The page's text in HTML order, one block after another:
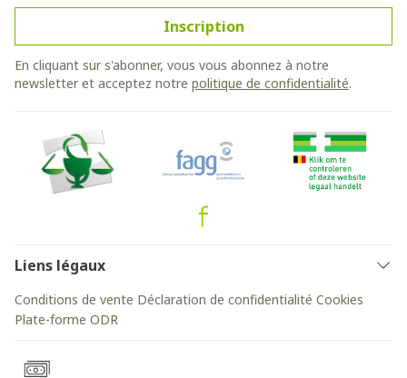
Inscription
En cliquant sur s'abonner, vous vous abonnez à notre
newsletter et acceptez notre politique de confidentialité.
Liens légaux
Conditions de vente Déclaration de confidentialité Cookies
Plate-forme ODR